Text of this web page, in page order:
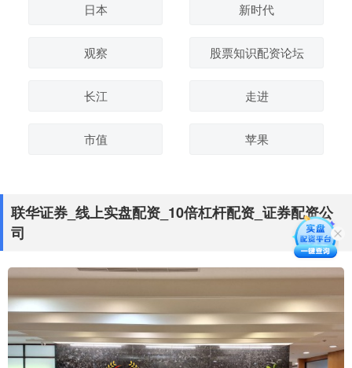
日本 新时代
观察 股票知识配资论坛
长江 走进
市值 苹果
联华证券_线上实盘配资_10倍杠杆配资_证券配资公
司